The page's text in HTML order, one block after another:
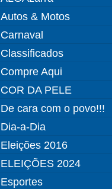
Autos & Motos
Carnaval
Classificados
Compre Aqui
COR DA PELE
De cara com o povo!!!
Dia-a-Dia
Eleições 2016
ELEIÇÕES 2024
Esportes